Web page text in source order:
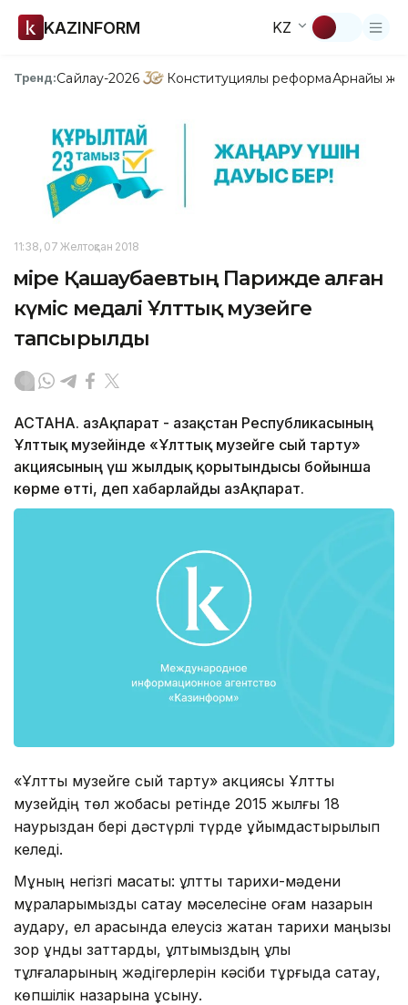
KAZINFORM KZ
Тренд:Сайлау-2026 Конституциялық реформаАрнайы
11:38, 07 Желтоқсан 2018
Әміре Қашаубаевтың Парижде алған
күміс медалі Ұлттық музейге
тапсырылды
АСТАНА. ҚазАқпарат - Қазақстан Республикасының
Ұлттық музейінде «Ұлттық музейге сый тарту»
акциясының үш жылдық қорытындысы бойынша
көрме өтті, деп хабарлайды ҚазАқпарат.
«Ұлттық музейге сый тарту» акциясы Ұлттық
музейдің төл жобасы ретінде 2015 жылғы 18
наурыздан бері дәстүрлі түрде ұйымдастырылып
келеді.
Мұның негізгі мақсаты: ұлттық тарихи-мәдени
мұраларымызды сақтау мәселесіне қоғам назарын
аудару, ел арасында елеусіз жатқан тарихи маңызы
зор құнды заттарды, ұлтымыздың ұлы
тұлғаларының жәдігерлерін кәсіби тұрғыда сақтау,
көпшілік назарына ұсыну.